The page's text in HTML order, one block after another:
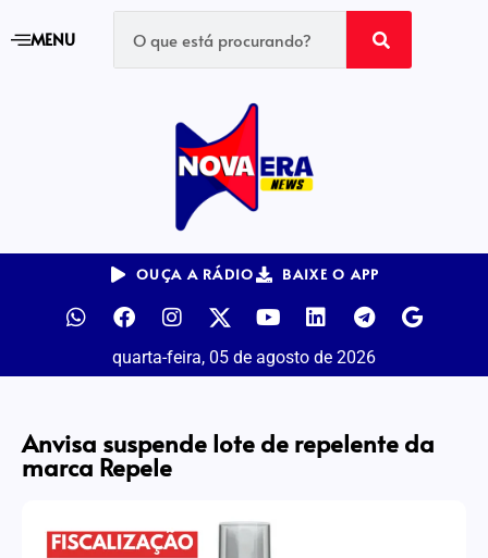
MENU
OUÇA A RÁDIO BAIXE O APP
quarta-feira, 05 de agosto de 2026
Anvisa suspende lote de repelente da
marca Repele